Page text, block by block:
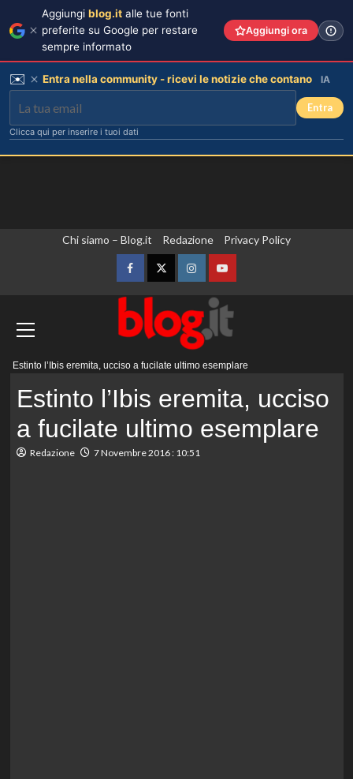
Chi siamo – Blog.it Redazione Privacy Policy
FacebookTwitterInstagramYouTube
Estinto l’Ibis eremita, ucciso a fucilate ultimo esemplare
Estinto l’Ibis eremita, ucciso
a fucilate ultimo esemplare
Redazione 7 Novembre 2016 : 10:51
Aggiungi blog.it alle tue fonti
preferite su Google per restare
sempre informato
Aggiungi ora
✉️ Entra nella community - ricevi le notizie che contano IA
Entra
Clicca qui per inserire i tuoi dati